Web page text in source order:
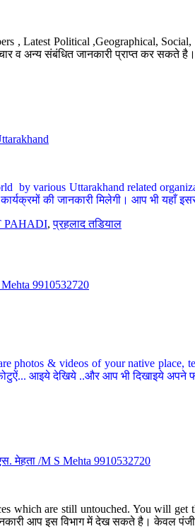
, Latest Political ,Geographical,
व अन्य संबंधित जानकारी प्राप्त कर सकते
various Uttarakhand related
की जानकारी मिलेगी। आप भी
PAHADI,प्रहलाद तडियाल
9910532720
photos & videos of your native place,
आइये देखिये ..और आप भी दिखाइये अपने
मेहता /M S Mehta 9910532720
which are still untouched. You will
आप इस विभाग में देख सकते है। केवल